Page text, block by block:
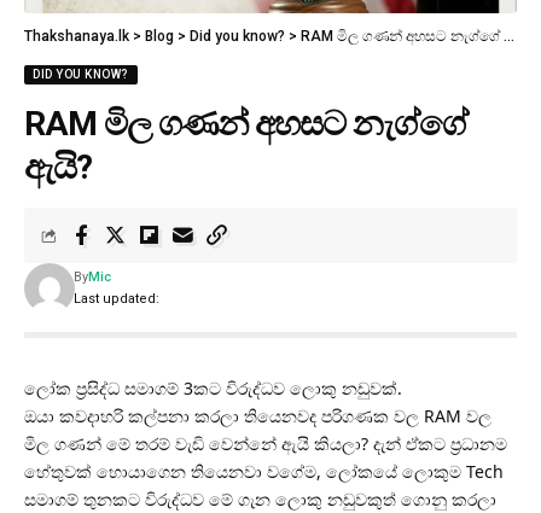
Thakshanaya.lk > Blog > Did you know? > RAM මිල ගණන් අහසට නැග්ගේ ඇයි?
DID YOU KNOW?
RAM මිල ගණන් අහසට නැග්ගේ
ඇයි?
Last updated:
ByMic
ලෝක ප්‍රසිද්ධ සමාගම් 3කට විරුද්ධව ලොකු නඩුවක්.
ඔයා කවදාහරි කල්පනා කරලා තියෙනවද පරිගණක වල RAM වල
මිල ගණන් මේ තරම් වැඩි වෙන්නේ ඇයි කියලා? දැන් ඒකට ප්‍රධානම
හේතුවක් හොයාගෙන තියෙනවා වගේම, ලෝකයේ ලොකුම Tech
සමාගම් තුනකට විරුද්ධව මේ ගැන ලොකු නඩුවකුත් ගොනු කරලා